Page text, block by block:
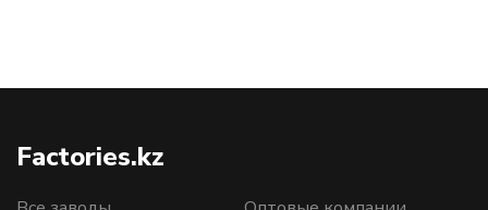
Factories.kz